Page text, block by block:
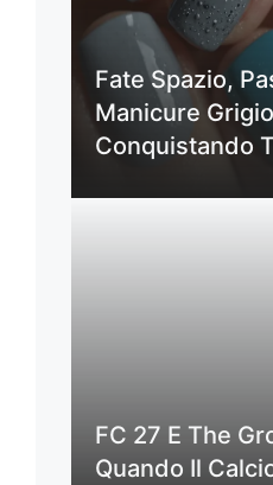
Fate Spazio,
Manicure
Conquistando
FC 27 E The
Quando Il